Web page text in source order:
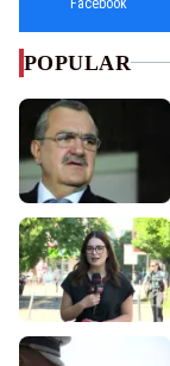
POPULAR